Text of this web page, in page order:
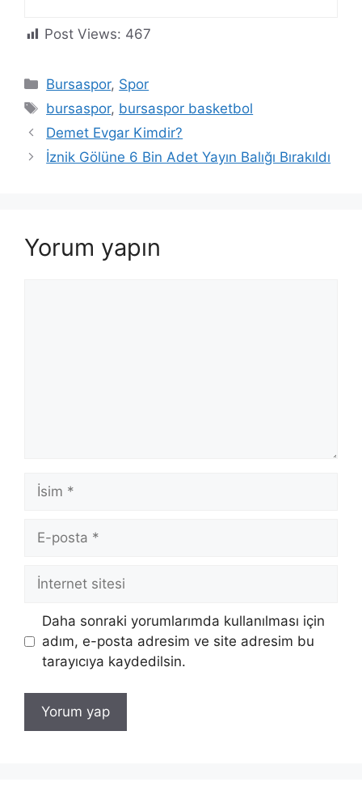
Post Views: 467
Kategoriler
Bursaspor, Spor
Etiketler
bursaspor, bursaspor basketbol
Demet Evgar Kimdir?
İznik Gölüne 6 Bin Adet Yayın Balığı Bırakıldı
Yorum yapın
İsim
posta
İnternet
Daha sonraki yorumlarımda kullanılması için
adım, e-posta adresim ve site adresim bu
tarayıcıya kaydedilsin.